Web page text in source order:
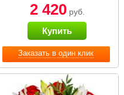
Заказать в один клик
2 420руб.
Купить